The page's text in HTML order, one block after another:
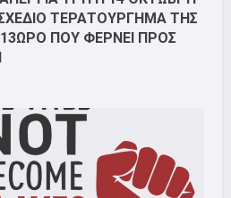
ΤΕΡΑΤΟΥΡΓΗΜΑ ΤΗΣ
ΠΟΥ ΦΕΡΝΕΙ ΠΡΟΣ